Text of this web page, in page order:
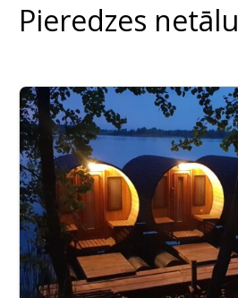
Pieredzes netālu